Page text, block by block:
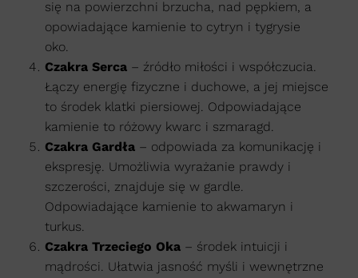
się na powierzchni brzucha, nad pępkiem, a
opowiadające kamienie to cytryn i tygrysie
oko.
Czakra Serca – źródło miłości i współczucia.
Łączy energię fizyczne i duchowe, a jej miejsce
to środek klatki piersiowej. Odpowiadające
kamienie to różowy kwarc i szmaragd.
Czakra Gardła – odpowiada za komunikację i
ekspresję. Umożliwia wyrażanie prawdy i
szczerości, znajduje się w gardle.
Odpowiadające kamienie to akwamaryn i
turkus.
Czakra Trzeciego Oka – środek intuicji i
mądrości. Ułatwia jasność myśli i wewnętrzne